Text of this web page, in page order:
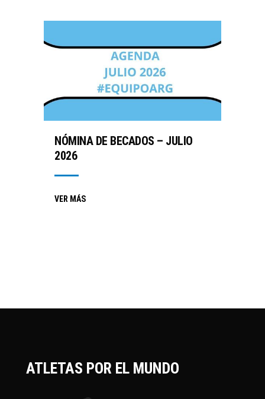
NÓMINA DE BECADOS – JULIO
2026
VER MÁS
ATLETAS POR EL MUNDO